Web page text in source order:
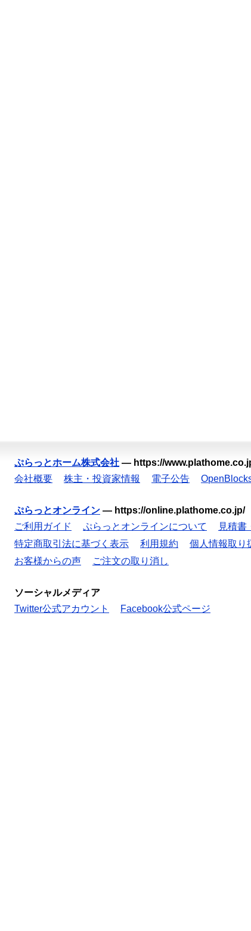
ぷらっとホーム株式会社 — https://
会社概要
株主・投資家情報 電子公告
ぷらっとオンライン — https://online.plathome.co.jp/
ご利用ガイド
ぷらっとオンラインについて 見積書
特定商取引法に基づく表示
利用規約 個人情報取り
お客様からの声
ご注文の取り消し
ソーシャルメディア
Twitter公式アカウント
Facebook公式ページ